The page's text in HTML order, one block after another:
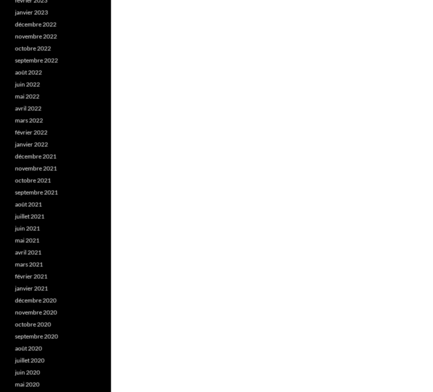
janvier 2023
décembre 2022
novembre 2022
octobre 2022
septembre 2022
août 2022
juin 2022
mai 2022
avril 2022
mars 2022
février 2022
janvier 2022
décembre 2021
novembre 2021
octobre 2021
septembre 2021
août 2021
juillet 2021
juin 2021
mai 2021
avril 2021
mars 2021
février 2021
janvier 2021
décembre 2020
novembre 2020
octobre 2020
septembre 2020
août 2020
juillet 2020
juin 2020
mai 2020